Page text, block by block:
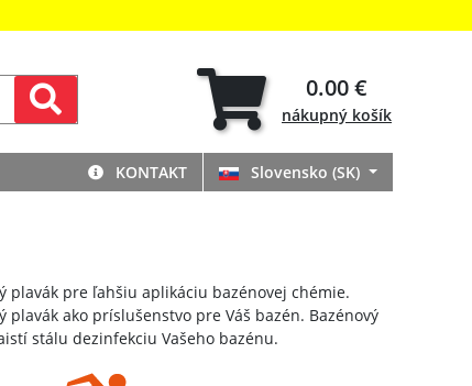
0.00 €
nákupný košík
KONTAKT Slovensko (SK)
plavák pre ľahšiu aplikáciu bazénovej chémie.
plavák ako príslušenstvo pre Váš bazén. Bazénový
stálu dezinfekciu Vašeho bazénu.